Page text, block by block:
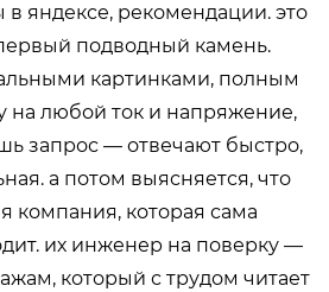
яндексе, рекомендации. это
подводный камень.
картинками, полным
на любой ток и напряжение,
запрос — отвечают быстро,
а потом выясняется, что
компания, которая сама
их инженер на поверку —
который с трудом читает